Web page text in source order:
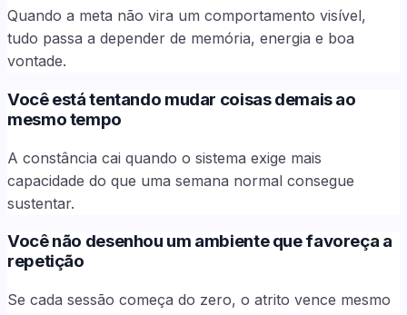
Quando a meta não vira um comportamento visível,
tudo passa a depender de memória, energia e boa
vontade.
Você está tentando mudar coisas demais ao
mesmo tempo
A constância cai quando o sistema exige mais
capacidade do que uma semana normal consegue
sustentar.
Você não desenhou um ambiente que favoreça a
repetição
Se cada sessão começa do zero, o atrito vence mesmo